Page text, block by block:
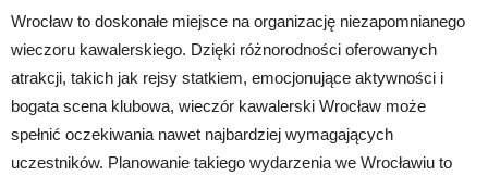
Wrocław to doskonałe miejsce na organizację niezapomnianego
wieczoru kawalerskiego. Dzięki różnorodności oferowanych
atrakcji, takich jak rejsy statkiem, emocjonujące aktywności i
bogata scena klubowa, wieczór kawalerski Wrocław może
spełnić oczekiwania nawet najbardziej wymagających
uczestników. Planowanie takiego wydarzenia we Wrocławiu to